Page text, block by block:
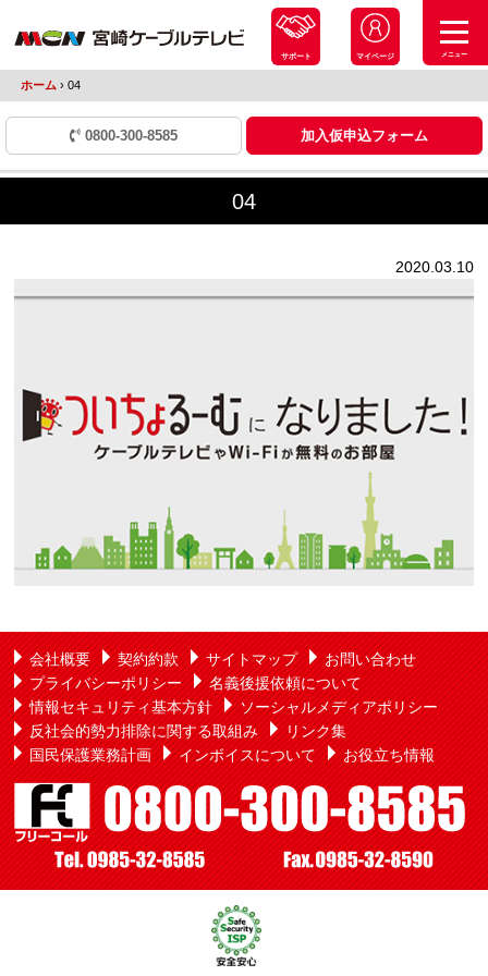
サポート マイページ メニュー
ホーム ›04
0800-300-8585 加入仮申込フォーム
04
2020.03.10
会社概要 契約約款 サイトマップ
お問い合わせ
プライバシーポリシー
名義後援依頼について
情報セキュリティ基本方針
ソーシャルメディアポリシー
反社会的勢力排除に関する取組み
リンク集
国民保護業務計画
インボイスについて お役立ち情報